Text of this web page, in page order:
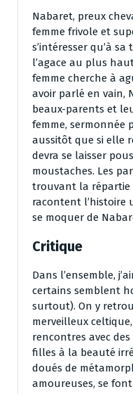
Nabaret, preux
femme frivole et
s’intéresser qu’à
l’agace au plus
femme cherche à
avoir parlé en vain,
beaux-parents et
femme, sermonnée
aussitôt que si elle
devra se laisser
moustaches. Les
trouvant la répartie
racontent
se moquer de
Critique
Dans l’ensemble,
certains semblent
surtout). On y
merveilleux
rencontres avec
filles à la beauté
doués de
amoureuses, se